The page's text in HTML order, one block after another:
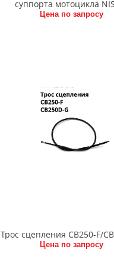
суппорта мотоцикла
Цена по запросу
Трос сцепления CB250-F/
Цена по запросу